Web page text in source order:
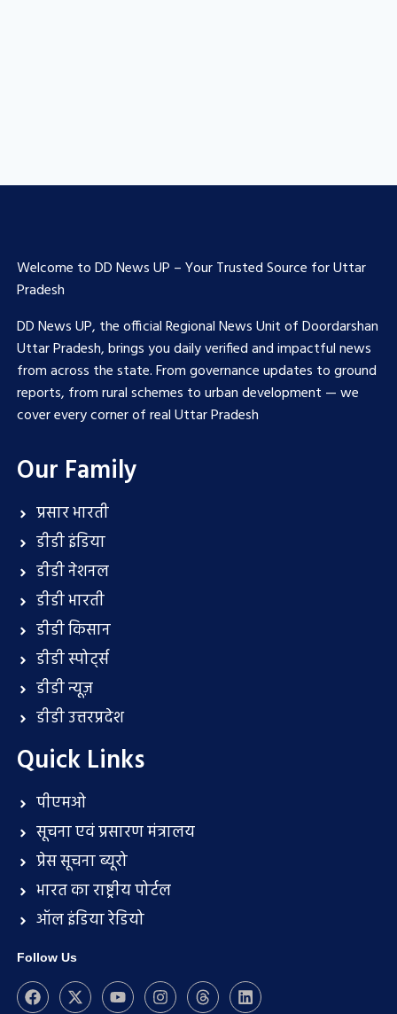
Welcome to DD News UP – Your Trusted Source for Uttar
Pradesh
DD News UP, the official Regional News Unit of Doordarshan
Uttar Pradesh, brings you daily verified and impactful news
from across the state. From governance updates to ground
reports, from rural schemes to urban development — we
cover every corner of real Uttar Pradesh
Our Family
प्रसार भारती
डीडी इंडिया
डीडी नेशनल
डीडी भारती
डीडी किसान
डीडी स्पोर्ट्स
डीडी न्यूज़
डीडी उत्तरप्रदेश
Quick Links
पीएमओ
सूचना एवं प्रसारण मंत्रालय
प्रेस सूचना ब्यूरो
भारत का राष्ट्रीय पोर्टल
ऑल इंडिया रेडियो
Follow Us